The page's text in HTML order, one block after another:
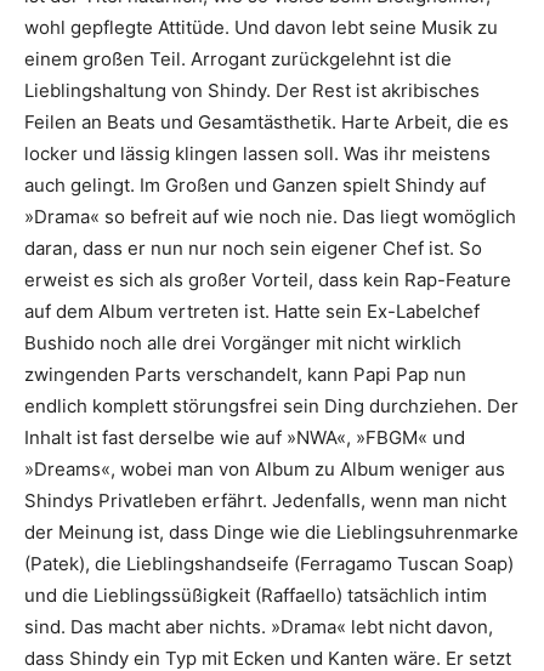
wohl gepflegte Attitüde. Und davon lebt seine Musik zu
einem großen Teil. Arrogant zurückgelehnt ist die
Lieblingshaltung von Shindy. Der Rest ist akribisches
Feilen an Beats und Gesamt­ästhetik. Harte Arbeit, die es
locker und lässig klingen lassen soll. Was ihr meistens
auch gelingt. Im Großen und Ganzen spielt Shindy auf
»Drama« so befreit auf wie noch nie. Das liegt womöglich
daran, dass er nun nur noch sein eigener Chef ist. So
erweist es sich als großer Vorteil, dass kein Rap-Feature
auf dem Album vertreten ist. Hatte sein Ex-Labelchef
Bushido noch alle drei Vorgänger mit nicht wirklich
zwingenden Parts verschandelt, kann Papi Pap nun
endlich komplett störungsfrei sein Ding durchziehen. Der
Inhalt ist fast derselbe wie auf »NWA«, »FBGM« und
»Dreams«, wobei man von Album zu Album weniger aus
Shindys Privatleben erfährt. Jedenfalls, wenn man nicht
der Meinung ist, dass Dinge wie die Lieblingsuhrenmarke
(Patek), die Lieblingshandseife (Ferragamo Tuscan Soap)
und die Lieblingssüßigkeit (Raffaello) tatsächlich intim
sind. Das macht aber nichts. »Drama« lebt nicht davon,
dass Shindy ein Typ mit Ecken und Kanten wäre. Er setzt